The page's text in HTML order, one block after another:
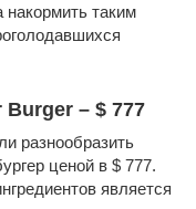
накормить таким
– $ 777
разнообразить
ценой в $ 777.
является